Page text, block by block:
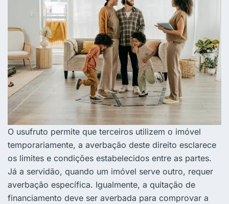
O usufruto permite que terceiros utilizem o imóvel
temporariamente, a averbação deste direito esclarece
os limites e condições estabelecidos entre as partes.
Já a servidão, quando um imóvel serve outro, requer
averbação específica. Igualmente, a quitação de
financiamento deve ser averbada para comprovar a